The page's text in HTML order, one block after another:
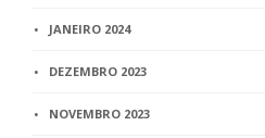
JANEIRO 2024
DEZEMBRO 2023
NOVEMBRO 2023